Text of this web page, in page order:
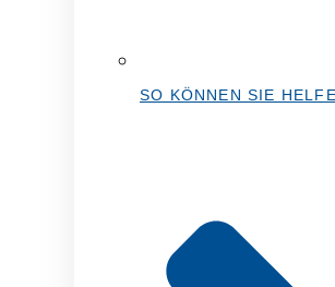
SO KÖNNEN SIE